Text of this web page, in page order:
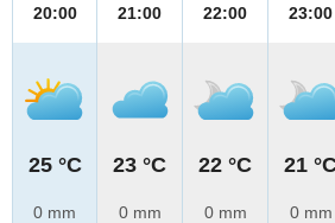
20:00
25 °C
0 mm
21:00
23 °C
0 mm
22:00
22 °C
0 mm
23:00
21
0 mm